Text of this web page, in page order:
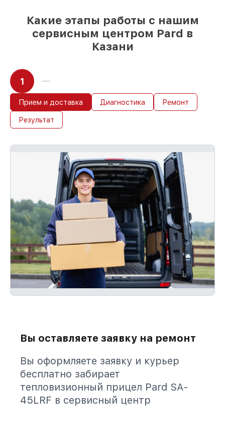
Какие этапы работы с нашим
сервисным центром Pard в
Казани
1
Прием и доставка Диагностика Ремонт
Результат
Вы оставляете заявку на ремонт
Вы оформляете заявку и курьер
бесплатно забирает
тепловизионный прицел Pard SA-
45LRF в сервисный центр